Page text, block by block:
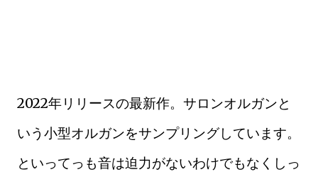
2022年リリースの最新作。サロンオルガンと
いう小型オルガンをサンプリングしています。
といってっも音は迫力がないわけでもなくしっ